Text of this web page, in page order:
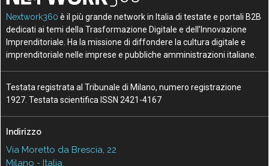
Nextwork360 è il più grande network in Italia di testate e portali B2B
dedicati ai temi della Trasformazione Digitale e dell’Innovazione
Imprenditoriale. Ha la missione di diffondere la cultura digitale e
imprenditoriale nelle imprese e pubbliche amministrazioni italiane.
Testata registrata al Tribunale di Milano, numero registrazione
1927. Testata scientifica ISSN 2421-4167
Indirizzo
Via Moretto da Brescia, 22
Milano - Italia